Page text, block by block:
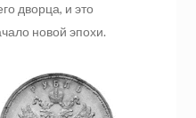
дворца, и это
новой эпохи.